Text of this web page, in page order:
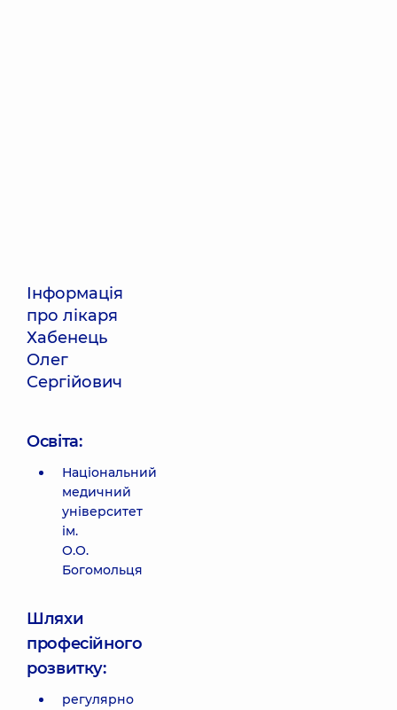
Інформація
про лікаря
Хабенець
Олег
Сергійович
Освіта:
Національний
медичний
університет
ім.
О.О.
Богомольця
Шляхи
професійного
розвитку:
регулярно